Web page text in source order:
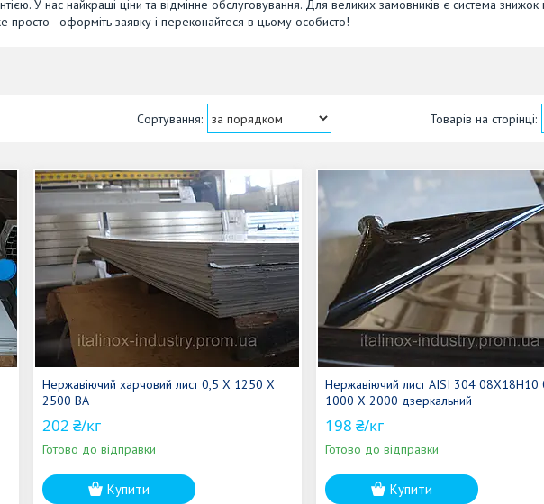
У нас найкращі ціни та відмінне обслуговування. Для великих замовників є система знижок
просто - оформіть заявку і переконайтеся в цьому особисто!
Нержавіючий харчовий лист 0,5 Х 1250 Х
2500 ВА
202 ₴/кг
Готово до відправки
Купити
Нержавіючий лист AISI 304 08X18H10
1000 Х 2000 дзеркальний
198 ₴/кг
Готово до відправки
Купити